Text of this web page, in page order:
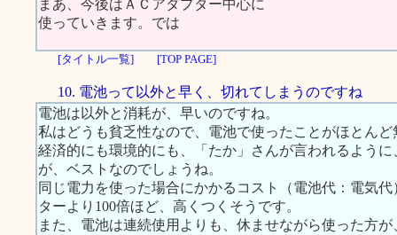
まあ、今後はＡＣアダプター中心に
使っていきます。では
[タイトル一覧] [TOP PAGE]
10. 電池って以外と早く、切れてしまうのですね
電池は以外と消耗が、早いのですね。
私はどうも貧乏性なので、電池で使ったことがほとん
経済的にも環境的にも、「たか」さんが言われるよう
が、ベストなのでしょうね。
同じ電力を使った場合にかかるコスト（電池代：電気
ターより100倍ほど、高くつくそうです。
また、電池は連続使用よりも、休ませながら使った方